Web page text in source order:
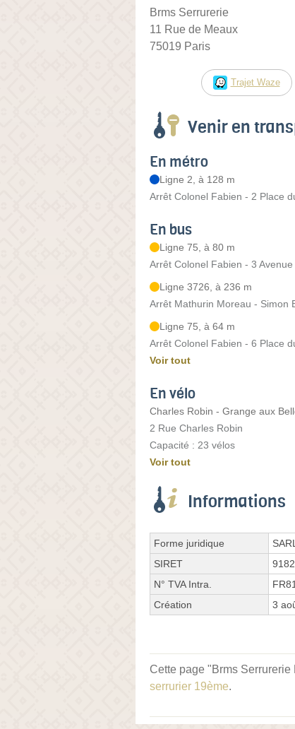
Brms Serrurerie
11 Rue de Meaux
75019 Paris
Trajet Waze
Venir en
En métro
Ligne 2, à 128 m
Arrêt Colonel Fabien - 2 Place
En bus
Ligne 75, à 80 m
Arrêt Colonel Fabien - 3
Ligne 3726, à 236 m
Arrêt Mathurin Moreau - Simon
Ligne 75, à 64 m
Arrêt Colonel Fabien - 6 Place
Voir tout
En vélo
Charles Robin - Grange aux
2 Rue Charles Robin
Capacité : 23 vélos
Voir tout
Informations
Forme juridique
SARL
SIRET
N° TVA Intra.
Création
3
Cette page "Brms
serrurier 19ème.